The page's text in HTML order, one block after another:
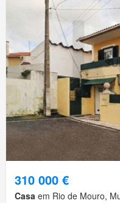
310 000 €
Casa em Rio de Mouro,